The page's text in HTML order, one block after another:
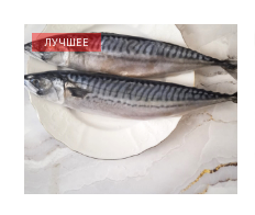
ЛУЧШЕЕ